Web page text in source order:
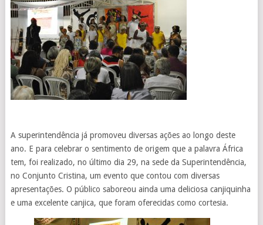
A superintendência já promoveu diversas ações ao longo deste
ano. E para celebrar o sentimento de origem que a palavra África
tem, foi realizado, no último dia 29, na sede da Superintendência,
no Conjunto Cristina, um evento que contou com diversas
apresentações. O público saboreou ainda uma deliciosa canjiquinha
e uma excelente canjica, que foram oferecidas como cortesia.